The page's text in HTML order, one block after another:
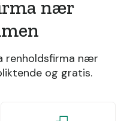
nær
renholdsfirma nær
og gratis.